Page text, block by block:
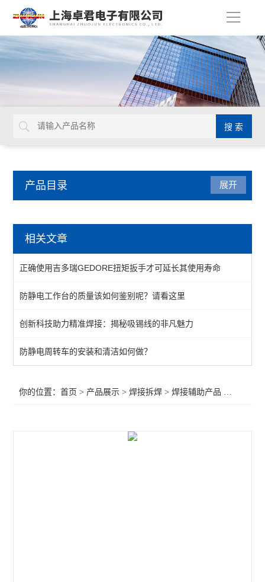
导
产品目录
吸锡线
QUICK吸烟仪
恒温热风机
返修产品
电焊台
展开
相关文章
正确使用吉多瑞GEDORE扭矩扳手才可延长其使用寿命
防静电工作台的质量该如何鉴别呢？请看这里
创新科技助力精准焊接：揭秘吸锡线的非凡魅力
防静电周转车的安装和清洁如何做？
你的位置：首页 > 产品展示 >焊接拆焊 >焊接辅助产品